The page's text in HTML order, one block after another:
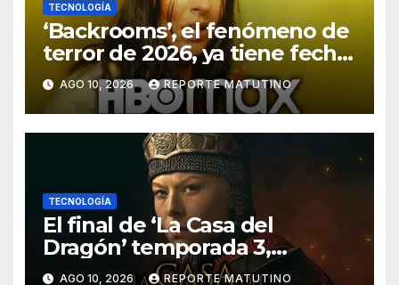
TECNOLOGÍA
‘Backrooms’, el fenómeno de
terror de 2026, ya tiene fecha
de estreno en HBO Max
AGO 10, 2026 REPORTE MATUTINO
TECNOLOGÍA
El final de ‘La Casa del
Dragón’ temporada 3,
explicado: ¿Quién muere y
AGO 10, 2026 REPORTE MATUTINO